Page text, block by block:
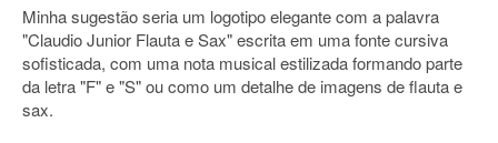
Minha sugestão seria um logotipo elegante com a palavra
"Claudio Junior Flauta e Sax" escrita em uma fonte cursiva
sofisticada, com uma nota musical estilizada formando parte
da letra "F" e "S" ou como um detalhe de imagens de flauta e
sax.